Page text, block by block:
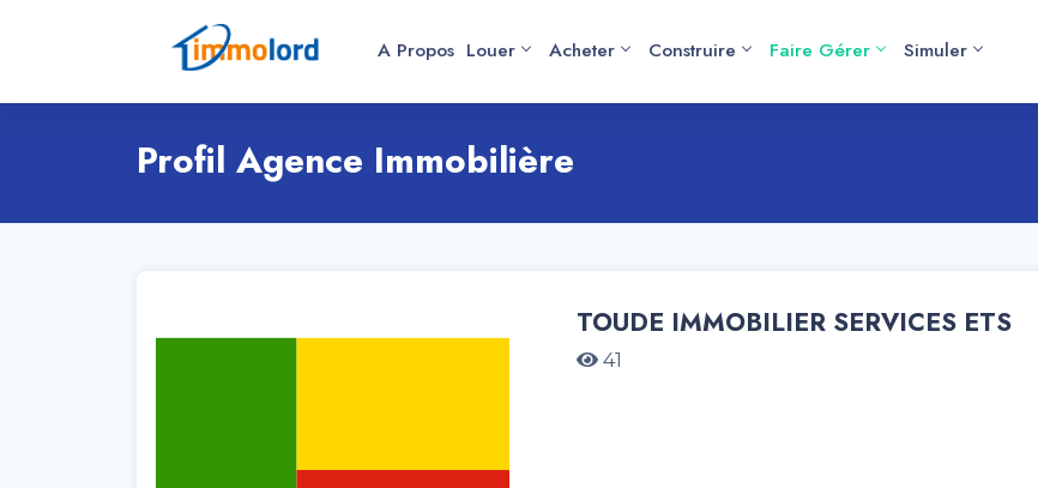
A Propos Louer Acheter Construire Faire Gérer Simuler
Profil Agence Immobilière
TOUDE IMMOBILIER SERVICES ETS
41